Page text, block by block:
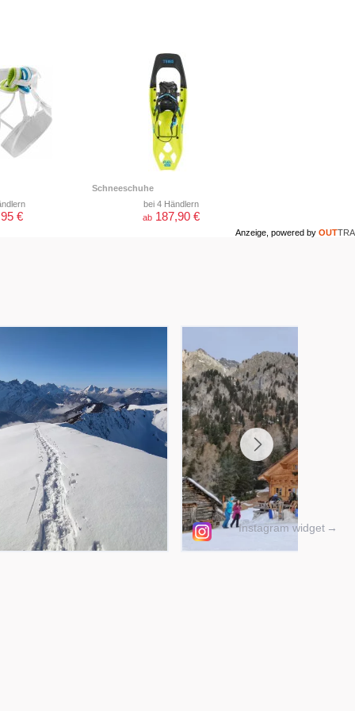
€
Schneeschuhe
bei 4 Händlern
ab 187,90 €
Anzeige, powered by OUTTRA
Instagram widget →